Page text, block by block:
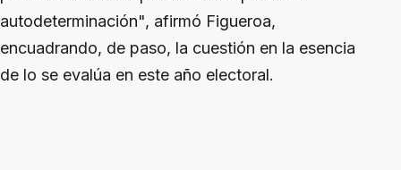
autodeterminación", afirmó Figueroa,
encuadrando, de paso, la cuestión en la esencia
de lo se evalúa en este año electoral.